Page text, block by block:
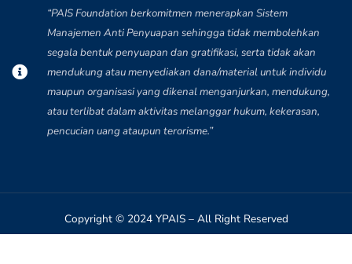
“PAIS Foundation berkomitmen menerapkan Sistem
Manajemen Anti Penyuapan sehingga tidak membolehkan
segala bentuk penyuapan dan gratifikasi, serta tidak akan
mendukung atau menyediakan dana/material untuk individu
maupun organisasi yang dikenal menganjurkan, mendukung,
atau terlibat dalam aktivitas melanggar hukum, kekerasan,
pencucian uang ataupun terorisme.”
Copyright © 2024 YPAIS – All Right Reserved